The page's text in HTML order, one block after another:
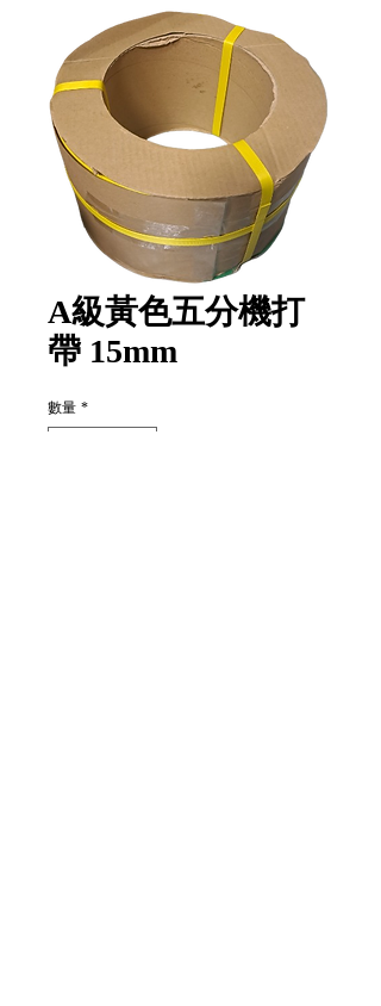
A級黃色五分機打
帶 15mm
數量 *